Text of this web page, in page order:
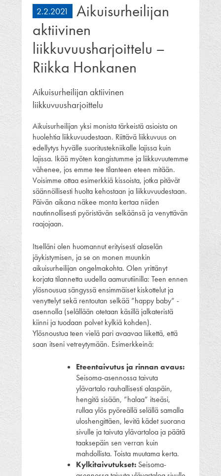
2.2.2021
Aikuisurheilijan
aktiivinen
liikkuvuusharjoittelu –
Riikka Honkanen
Aikuisurheilijan aktiivinen
liikkuvuusharjoittelu
Aikuisurheilijan yksi monista tärkeistä asioista on
huolehtia liikkuvuudestaan. Riittävä liikkuvuus on
edellytys hyvälle suoritustekniikalle lajissa kuin
lajissa. Ikää myöten kangistumme ja liikkuvuutemme
vähenee, jos emme tee tilanteen eteen mitään.
Voisimme ottaa esimerkkiä kissoista, jotka pitävät
säännöllisesti huolta kehostaan ja liikkuvuudestaan.
Päivän aikana näkee monta kertaa niiden
nautinnollisesti pyöristävän selkäänsä ja venyttävän
raajojaan.
Itselläni olen huomannut erityisesti alaselän
jäykistymisen, ja se on monen muunkin
aikuisurheilijan ongelmakohta. Olen yrittänyt
korjata tilannetta uudella aamurutiinilla: Teen ennen
ylösnousua sängyssä ensimmäiset kiskottelut ja
venyttelyt sekä rentoutan selkää ”happy baby” -
asennolla (selällään otetaan käsillä jalkateristä
kiinni ja tuodaan polvet kylkiä kohden).
Ylösnoustua teen vielä pari avaavaa liikettä, että
saan itseni vetreytymään. Esimerkkeinä:
Eteentaivutus ja rinnan avaus:
Seisoma-asennossa taivuta
ylävartalo rauhallisesti alaspäin,
hengitä sisään, ”halaa” itseäsi,
rullaa ylös pyöreällä selällä samalla
uloshengittäen, levitä kädet suorana
sivulle ja taivuta ylävartaloa ja päätä
taaksepäin sen verran kuin
mahdollista. Toista muutama kerta.
Kylkitaivutukset: Seisoma-